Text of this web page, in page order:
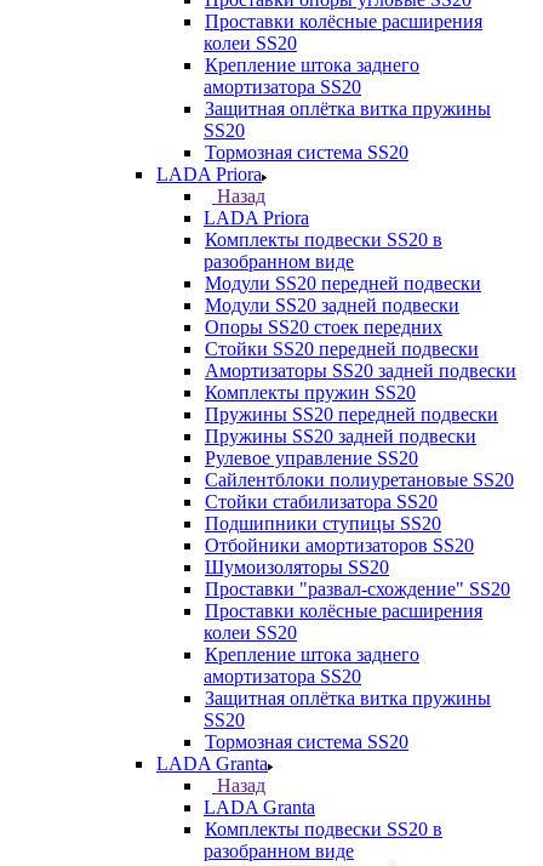
Проставки колёсные расширения
колеи SS20
Крепление штока заднего
амортизатора SS20
Защитная оплётка витка пружины
SS20
Тормозная система SS20
LADA Priora
Назад
LADA Priora
Комплекты подвески SS20 в
разобранном виде
Модули SS20 передней подвески
Модули SS20 задней подвески
Опоры SS20 стоек передних
Стойки SS20 передней подвески
Амортизаторы SS20 задней подвески
Комплекты пружин SS20
Пружины SS20 передней подвески
Пружины SS20 задней подвески
Рулевое управление SS20
Сайлентблоки полиуретановые SS20
Стойки стабилизатора SS20
Подшипники ступицы SS20
Отбойники амортизаторов SS20
Шумоизоляторы SS20
Проставки "развал-схождение" SS20
Проставки колёсные расширения
колеи SS20
Крепление штока заднего
амортизатора SS20
Защитная оплётка витка пружины
SS20
Тормозная система SS20
LADA Granta
Назад
LADA Granta
Комплекты подвески SS20 в
разобранном виде